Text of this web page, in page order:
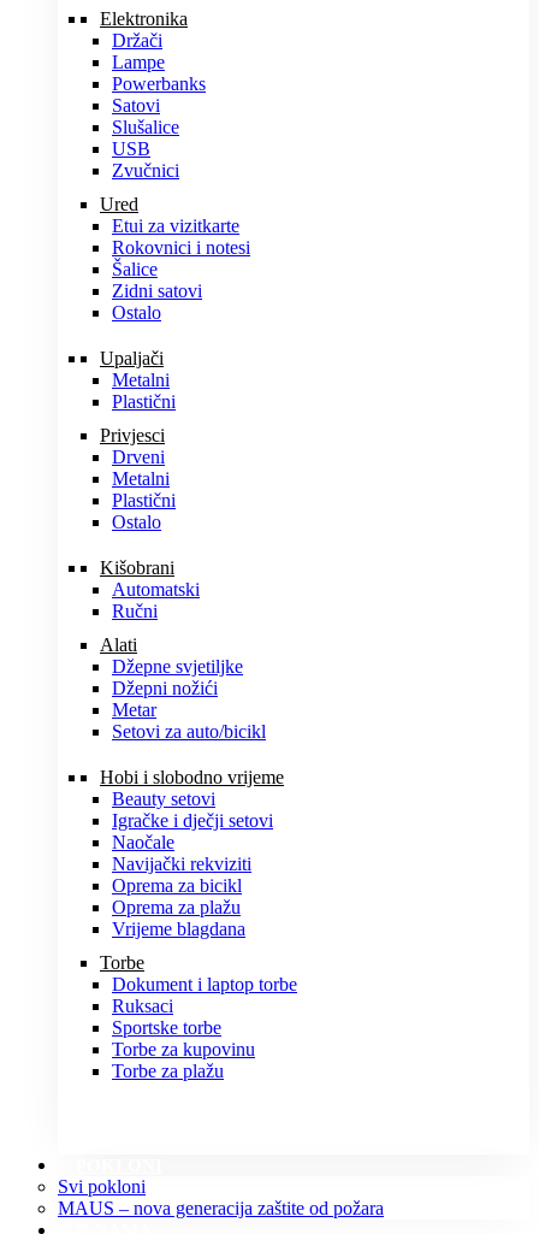
Elektronika
Držači
Lampe
Powerbanks
Satovi
Slušalice
USB
Zvučnici
Ured
Etui za vizitkarte
Rokovnici i notesi
Šalice
Zidni satovi
Ostalo
Upaljači
Metalni
Plastični
Privjesci
Drveni
Metalni
Plastični
Ostalo
Kišobrani
Automatski
Ručni
Alati
Džepne svjetiljke
Džepni nožići
Metar
Setovi za auto/bicikl
Hobi i slobodno vrijeme
Beauty setovi
Igračke i dječji setovi
Naočale
Navijački rekviziti
Oprema za bicikl
Oprema za plažu
Vrijeme blagdana
Torbe
Dokument i laptop torbe
Ruksaci
Sportske torbe
Torbe za kupovinu
Torbe za plažu
Svi pokloni
MAUS – nova generacija zaštite od požara